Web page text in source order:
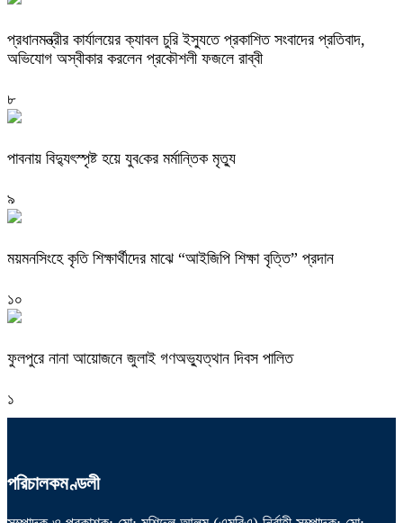
প্রধানমন্ত্রীর কার্যালয়ের ক্যাবল চুরি ইস্যুতে প্রকাশিত সংবাদের প্রতিবাদ,
অভিযোগ অস্বীকার করলেন প্রকৌশলী ফজলে রাব্বী
৮
পাবনায় বিদ্যুৎস্পৃষ্ট হয়ে যুব‌কের মর্মান্তিক মৃত্যু
৯
ময়মনসিংহে কৃতি শিক্ষার্থীদের মাঝে “আইজিপি শিক্ষা বৃত্তি” প্রদান
১০
ফুলপুরে নানা আয়োজনে জুলাই গণঅভ্যুত্থান দিবস পালিত
১
পরিচালকমণ্ডলী